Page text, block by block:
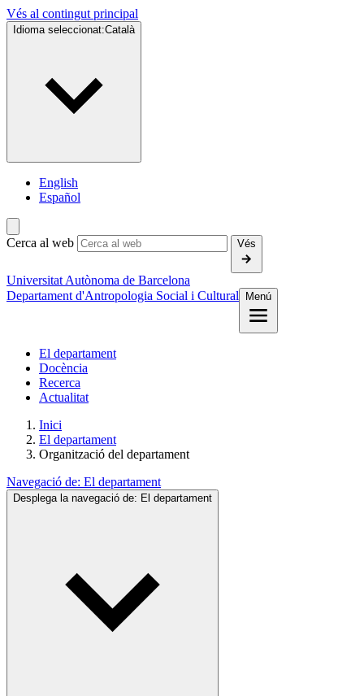
Vés al contingut principal
Idioma seleccionat:Català
English
Español
Cerca al web Vés
Universitat Autònoma de Barcelona
Departament d'Antropologia Social i Cultural
Menú
El departament
Docència
Recerca
Actualitat
Inici
El departament
Organització del departament
Navegació de: El departament
Desplega la navegació de: El departament